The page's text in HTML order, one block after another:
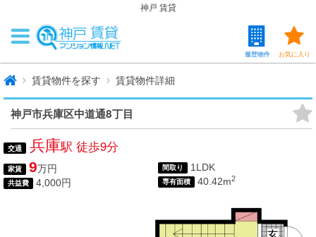
神戸 賃貸
お気に入り
履歴物件
賃貸物件を探す 賃貸物件詳細
神戸市兵庫区中道通8丁目
交通 兵庫駅 徒歩9分
家賃 9万円
共益費 4,000円
間取り 1LDK
専有面積 40.42m2